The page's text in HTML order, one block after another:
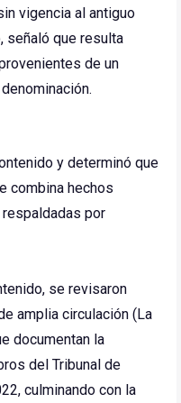
vigencia al antiguo
señaló que resulta
de un
y determinó que
combina hechos
por
se revisaron
amplia circulación (La
documentan la
del Tribunal de
culminando con la